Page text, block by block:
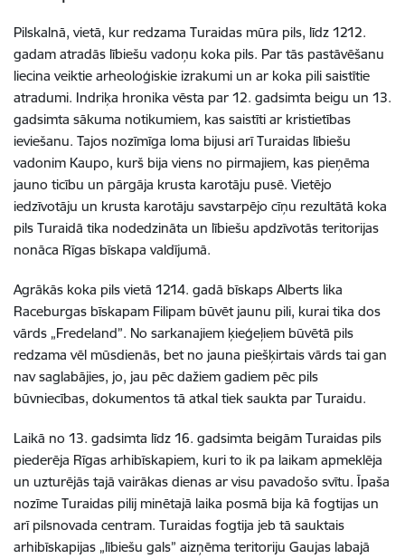
Pilskalnā, vietā, kur redzama Turaidas mūra pils, līdz 1212.
gadam atradās lībiešu vadoņu koka pils. Par tās pastāvēšanu
liecina veiktie arheoloģiskie izrakumi un ar koka pili saistītie
atradumi. Indriķa hronika vēsta par 12. gadsimta beigu un 13.
gadsimta sākuma notikumiem, kas saistīti ar kristietības
ieviešanu. Tajos nozīmīga loma bijusi arī Turaidas lībiešu
vadonim Kaupo, kurš bija viens no pirmajiem, kas pieņēma
jauno ticību un pārgāja krusta karotāju pusē. Vietējo
iedzīvotāju un krusta karotāju savstarpējo cīņu rezultātā koka
pils Turaidā tika nodedzināta un lībiešu apdzīvotās teritorijas
nonāca Rīgas bīskapa valdījumā.
Agrākās koka pils vietā 1214. gadā bīskaps Alberts lika
Raceburgas bīskapam Filipam būvēt jaunu pili, kurai tika dos
vārds „Fredeland”. No sarkanajiem ķieģeļiem būvētā pils
redzama vēl mūsdienās, bet no jauna piešķirtais vārds tai gan
nav saglabājies, jo, jau pēc dažiem gadiem pēc pils
būvniecības, dokumentos tā atkal tiek saukta par Turaidu.
Laikā no 13. gadsimta līdz 16. gadsimta beigām Turaidas pils
piederēja Rīgas arhibīskapiem, kuri to ik pa laikam apmeklēja
un uzturējās tajā vairākas dienas ar visu pavadošo svītu. Īpaša
nozīme Turaidas pilij minētajā laika posmā bija kā fogtijas un
arī pilsnovada centram. Turaidas fogtija jeb tā sauktais
arhibīskapijas „lībiešu gals” aizņēma teritoriju Gaujas labajā